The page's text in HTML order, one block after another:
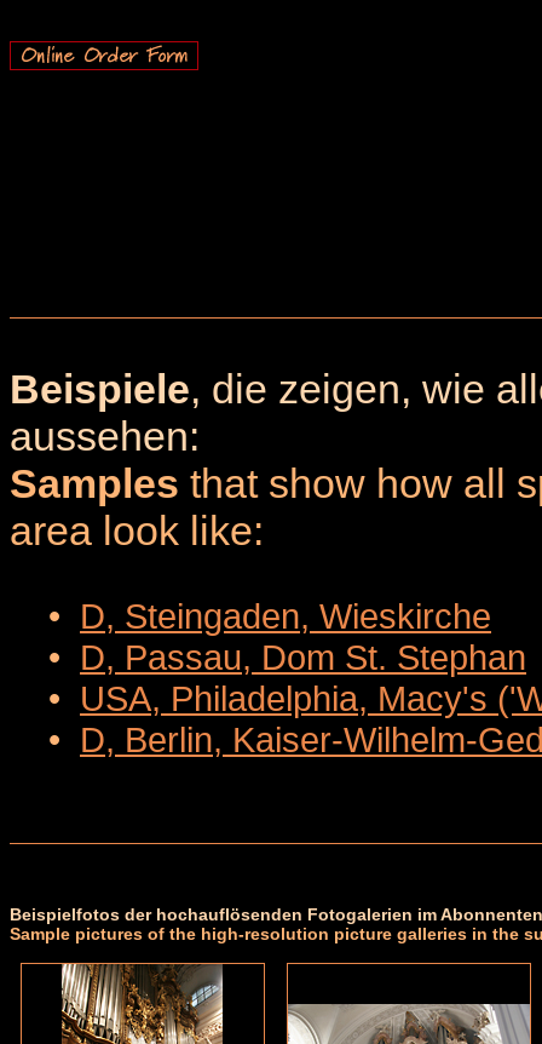
Beispiele, die zeigen, wie
aussehen:
Samples that show how all
area look like:
• D, Steingaden, Wieskirche
• D, Passau, Dom St. Stephan
• USA, Philadelphia, Macy's
• D, Berlin, Kaiser-Wilhelm-
Beispielfotos der hochauflösenden Fotogalerien im
Sample pictures of the high-resolution picture galleries in the